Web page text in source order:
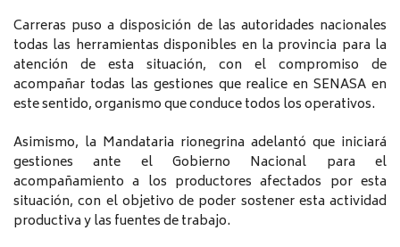
Carreras puso a disposición de las autoridades nacionales
todas las herramientas disponibles en la provincia para la
atención de esta situación, con el compromiso de
acompañar todas las gestiones que realice en SENASA en
este sentido, organismo que conduce todos los operativos.
Asimismo, la Mandataria rionegrina adelantó que iniciará
gestiones ante el Gobierno Nacional para el
acompañamiento a los productores afectados por esta
situación, con el objetivo de poder sostener esta actividad
productiva y las fuentes de trabajo.